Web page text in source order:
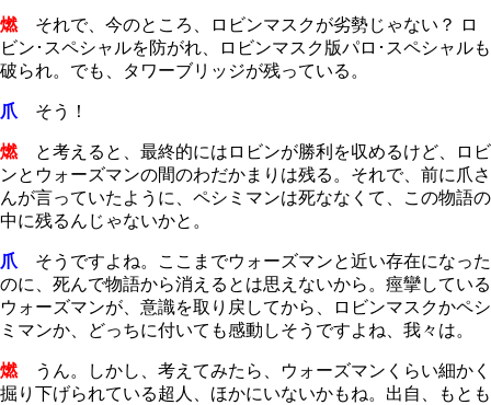
燃それで、今のところ、ロビンマスクが劣勢じゃない？ ロ
ビン･スペシャルを防がれ、ロビンマスク版パロ･スペシャルも
破られ。でも、タワーブリッジが残っている。
爪 そう！
燃と考えると、最終的にはロビンが勝利を収めるけど、ロビ
ンとウォーズマンの間のわだかまりは残る。それで、前に爪さ
んが言っていたように、ペシミマンは死ななくて、この物語の
中に残るんじゃないかと。
爪 そうですよね。ここまでウォーズマンと近い存在になった
のに、死んで物語から消えるとは思えないから。痙攣している
ウォーズマンが、意識を取り戻してから、ロビンマスクかペシ
ミマンか、どっちに付いても感動しそうですよね、我々は。
燃うん。しかし、考えてみたら、ウォーズマンくらい細かく
掘り下げられている超人、ほかにいないかもね。出自、もとも